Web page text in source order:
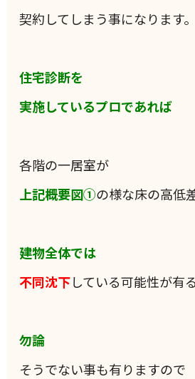
契約してしまう事になります。
住宅診断を
実施しているプロであれば
各階の一居室が
上記概要図①の様な床の高低
建物全体では
不同沈下している可能性が有
勿論
そうでない事も有りますので